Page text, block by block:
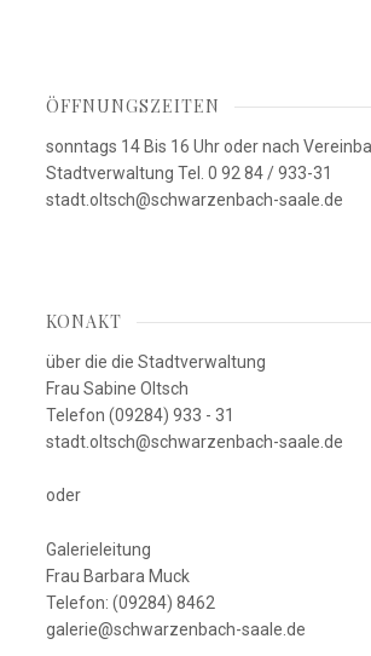
ÖFFNUNGSZEITEN
sonntags 14 Bis 16 Uhr oder nach
Stadtverwaltung Tel. 0 92 84 / 933-31
stadt.oltsch@schwarzenbach-saale.de
KONAKT
über die die Stadtverwaltung
Frau Sabine Oltsch
Telefon (09284) 933 - 31
stadt.oltsch@schwarzenbach-saale.de
oder
Galerieleitung
Frau Barbara Muck
Telefon: (09284) 8462
galerie@schwarzenbach-saale.de